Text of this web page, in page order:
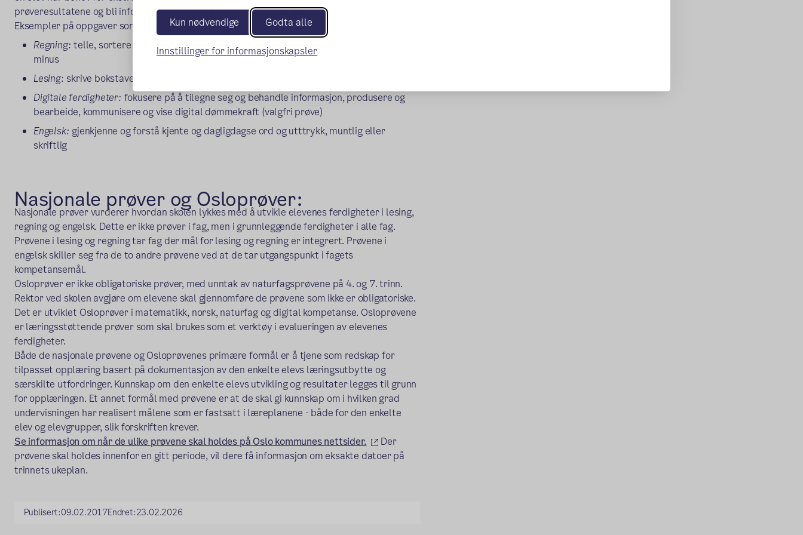
Kun nødvendige Godta alle
Innstillinger for informasjonskapsler
prøveresultatene og bli informert om hvilke tiltak skolen setter inn.
Eksempler på oppgaver som elevene får:
Regning: telle, sortere tall etter størrelse, fullføre tallrekker og regne med pluss og
minus
Lesing: skrive bokstaver, lese ord og hele setninger
Digitale ferdigheter: fokusere på å tilegne seg og behandle informasjon, produsere og
bearbeide, kommunisere og vise digital dømmekraft (valgfri prøve)
Engelsk: gjenkjenne og forstå kjente og dagligdagse ord og utttrykk, muntlig eller
skriftlig
Nasjonale prøver og Osloprøver:
Nasjonale prøver vurderer hvordan skolen lykkes med å utvikle elevenes ferdigheter i lesing,
regning og engelsk. Dette er ikke prøver i fag, men i grunnleggende ferdigheter i alle fag.
Prøvene i lesing og regning tar fag der mål for lesing og regning er integrert. Prøvene i
engelsk skiller seg fra de to andre prøvene ved at de tar utgangspunkt i fagets
kompetansemål.
Osloprøver er ikke obligatoriske prøver, med unntak av naturfagsprøvene på 4. og 7. trinn.
Rektor ved skolen avgjøre om elevene skal gjennomføre de prøvene som ikke er obligatoriske.
Det er utviklet Osloprøver i matematikk, norsk, naturfag og digital kompetanse. Osloprøvene
er læringsstøttende prøver som skal brukes som et verktøy i evalueringen av elevenes
ferdigheter.
Både de nasjonale prøvene og Osloprøvenes primære formål er å tjene som redskap for
tilpasset opplæring basert på dokumentasjon av den enkelte elevs læringsutbytte og
særskilte utfordringer. Kunnskap om den enkelte elevs utvikling og resultater legges til grunn
for opplæringen. Et annet formål med prøvene er at de skal gi kunnskap om i hvilken grad
undervisningen har realisert målene som er fastsatt i læreplanene - både for den enkelte
elev og elevgrupper, slik forskriften krever.
Se informasjon om når de ulike prøvene skal holdes på Oslo kommunes nettsider.
(ekstern lenke)
Der
prøvene skal holdes innenfor en gitt periode, vil dere få informasjon om eksakte datoer på
trinnets ukeplan.
Publisert:09.02.2017Endret:23.02.2026